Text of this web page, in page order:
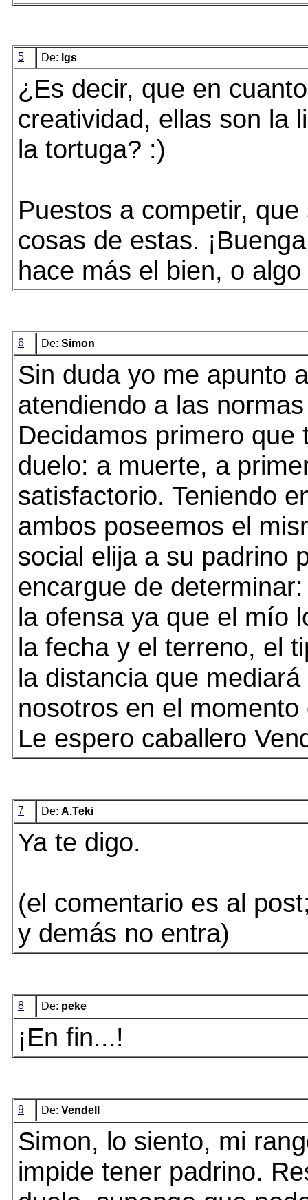
5 De: lgs
¿Es decir, que en
creatividad, ellas son la
la tortuga? :)
Puestos a competir, que
cosas de estas.
hace más el bien, o
6 De: Simon
Sin duda yo me apunto
atendiendo a las
Decidamos primero que
duelo: a muerte, a
satisfactorio. Teniendo
ambos poseemos el
social elija a su padrino
encargue de
la ofensa ya que el mío
la fecha y el terreno, el
la distancia que
nosotros en el momento
Le espero caballero
7 De: A.Teki
Ya te digo.
(el comentario es al
y demás no entra)
8 De: peke
¡En fin...!
9 De: Vendell
Simon, lo siento, mi
impide tener padrino.